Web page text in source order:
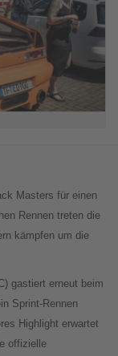
Masters für einen
Rennen treten die
kämpfen um die
gastiert erneut beim
Sprint-Rennen
Highlight erwartet
offizielle